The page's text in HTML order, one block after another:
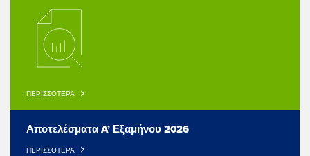
ΠΕΡΙΣΣΟΤΕΡΑ
Αποτελέσματα A’ Εξαμήνου 2026
ΠΕΡΙΣΣΟΤΕΡΑ